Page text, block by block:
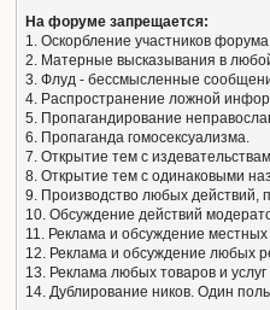
На форуме запрещается:
1. Оскорбление участников
2. Матерные высказывания в
3. Флуд - бессмысленные
4. Распространение ложной
5. Пропагандирование
6. Пропаганда гомосексуализма.
7. Открытие тем с
8. Открытие тем с одинаковыми
9. Производство любых
10. Обсуждение действий
11. Реклама и обсуждение
12. Реклама и обсуждение любых
13. Реклама любых товаров и
14. Дублирование ников. Один